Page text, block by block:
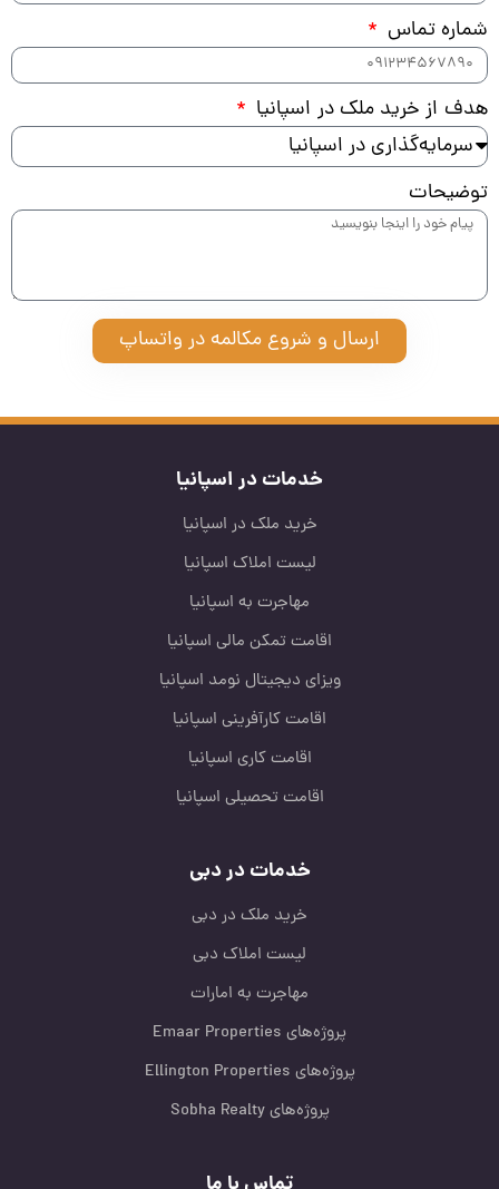
شماره تماس
هدف از خرید ملک در اسپانیا
توضیحات
ارسال و شروع مکالمه در واتساپ
خدمات در اسپانیا
خرید ملک در اسپانیا
لیست املاک اسپانیا
مهاجرت به اسپانیا
اقامت تمکن مالی اسپانیا
ویزای دیجیتال نومد اسپانیا
اقامت کارآفرینی اسپانیا
اقامت کاری اسپانیا
اقامت تحصیلی اسپانیا
خدمات در دبی
خرید ملک در دبی
لیست املاک دبی
مهاجرت به امارات
پروژه‌های Emaar Properties
پروژه‌های Ellington Properties
پروژه‌های Sobha Realty